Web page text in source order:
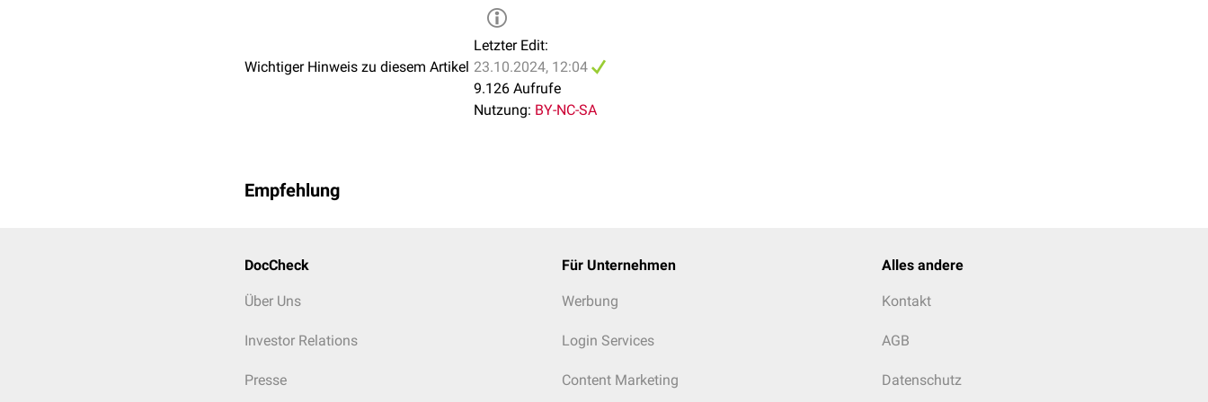
Wichtiger Hinweis zu diesem Artikel
Letzter Edit:
23.10.2024, 12:04
9.126 Aufrufe
Nutzung: BY-NC-SA
Empfehlung
DocCheck
Über Uns
Investor Relations
Presse
Für Unternehmen
Werbung
Login Services
Content Marketing
Alles andere
Kontakt
AGB
Datenschutz